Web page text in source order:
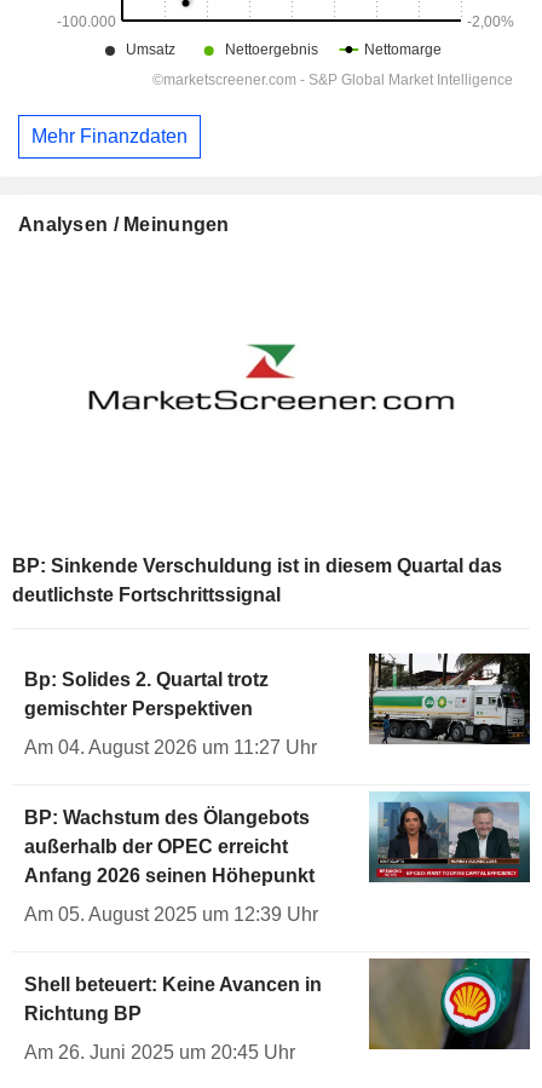
Mehr Finanzdaten
Analysen / Meinungen
BP: Sinkende Verschuldung ist in diesem Quartal das
deutlichste Fortschrittssignal
Bp: Solides 2. Quartal trotz
gemischter Perspektiven
Am 04. August 2026 um 11:27 Uhr
BP: Wachstum des Ölangebots
außerhalb der OPEC erreicht
Anfang 2026 seinen Höhepunkt
Am 05. August 2025 um 12:39 Uhr
Shell beteuert: Keine Avancen in
Richtung BP
Am 26. Juni 2025 um 20:45 Uhr